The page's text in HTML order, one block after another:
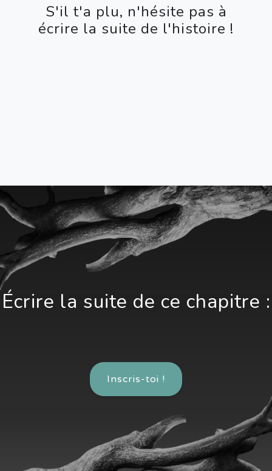
S'il t'a plu, n'hésite pas à
écrire la suite de l'histoire !
Écrire la suite de ce chapitre :
Inscris-toi !